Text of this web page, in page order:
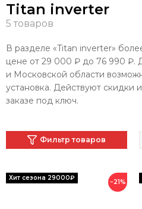
Titan inverter
В разделе «Titan inverter»
цене от 29 000 ₽ до 76 990 ₽.
и Московской области
установка. Действуют скидки
заказе под ключ.
Фильтр товаров
−21%